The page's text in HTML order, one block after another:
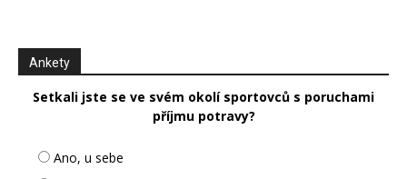
Ankety
Setkali jste se ve svém okolí sportovců s poruchami
příjmu potravy?
Ano, u sebe